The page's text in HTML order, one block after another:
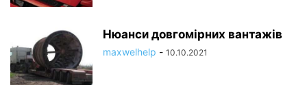
Нюанси довгомірних вантажів
maxwelhelp - 10.10.2021